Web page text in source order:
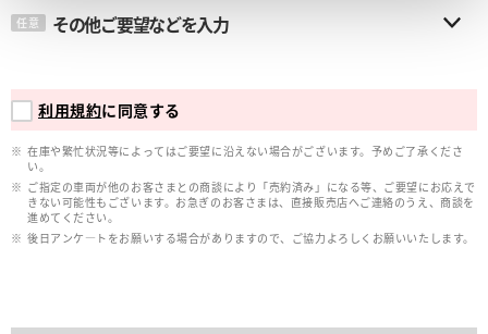
任意 その他ご要望などを入力
利用規約に同意する
在庫や繁忙状況等によってはご要望に沿えない場合がございます。予めご了承くださ
い。
ご指定の車両が他のお客さまとの商談により「売約済み」になる等、ご要望にお応えで
きない可能性もございます。お急ぎのお客さまは、直接販売店へご連絡のうえ、商談を
進めてください。
後日アンケ―トをお願いする場合がありますので、ご協力よろしくお願いいたします。